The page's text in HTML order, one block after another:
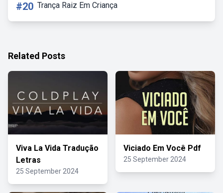
#20 Trança Raiz Em Criança
Related Posts
Viva La Vida Tradução
Letras
25 September 2024
Viciado Em Você Pdf
25 September 2024